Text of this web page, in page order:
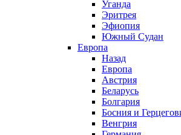
Уганда
Эритрея
Эфиопия
Южный Судан
Европа
Назад
Европа
Австрия
Беларусь
Болгария
Босния и
Венгрия